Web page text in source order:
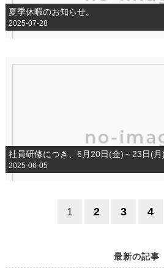
夏季休暇のお知らせ。
2025-07-28
2025-06-05
1 2 3 4
最新の記事